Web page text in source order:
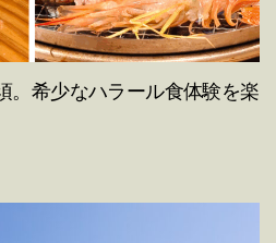
。希少なハラール食体験を楽